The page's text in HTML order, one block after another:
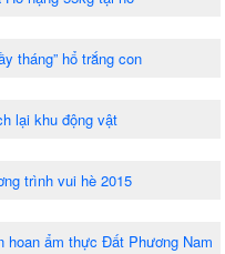
tháng” hổ trắng con
lại khu động vật
trình vui hè 2015
ẩm thực Đất Phương Nam